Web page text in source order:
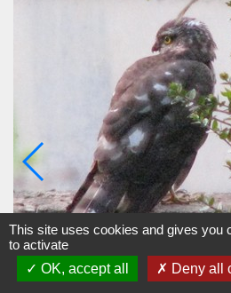
This site uses cookies and gives you
to activate
OK, accept all
Deny all